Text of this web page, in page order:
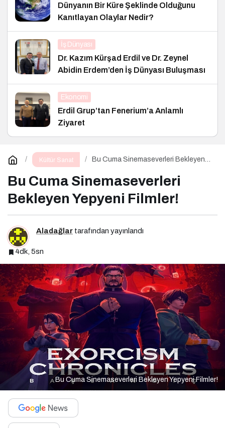
Dünyanın Bir Küre Şeklinde Olduğunu
Kanıtlayan Olaylar Nedir?
İş Dünyası
Dr. Kazım Kürşad Erdil ve Dr. Zeynel
Abidin Erdem’den İş Dünyası Buluşması
Ekonomi
Erdil Grup’tan Fenerium’a Anlamlı
Ziyaret
Kültür Sanat
Bu Cuma Sinemaseverleri Bekleyen
Bu Cuma Sinemaseverleri
Bekleyen Yepyeni Filmler!
Aladağlar tarafından yayınlandı
4dk, 5sn
Bu Cuma Sinemaseverleri Bekleyen Yepyeni Filmler!